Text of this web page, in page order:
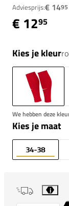
Adviesprijs:€ 1495
€ 1295
Kies je kleur
We hebben deze
Kies je maat
34-38
i